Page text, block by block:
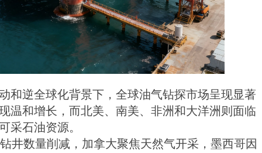
和逆全球化背景下，全球油气钻探市场呈现显著
温和增长，而北美、南美、非洲和大洋洲则面临
石油资源。
井数量削减，加拿大聚焦天然气开采，墨西哥因